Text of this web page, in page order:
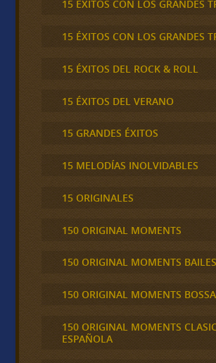
15 EXITOS CON LOS GRANDES
15 ÉXITOS CON LOS GRANDES
15 ÉXITOS DEL ROCK & ROLL
15 ÉXITOS DEL VERANO
15 GRANDES ÉXITOS
15 MELODÍAS INOLVIDABLES
15 ORIGINALES
150 ORIGINAL MOMENTS
150 ORIGINAL MOMENTS
150 ORIGINAL MOMENTS BOSSA
150 ORIGINAL MOMENTS
ESPAÑOLA